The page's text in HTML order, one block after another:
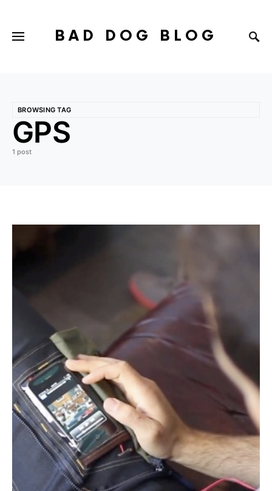
BAD DOG BLOG
BROWSING TAG
GPS
1 post